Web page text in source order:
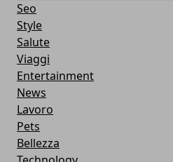
Seo
Style
Salute
Viaggi
Entertainment
News
Lavoro
Pets
Bellezza